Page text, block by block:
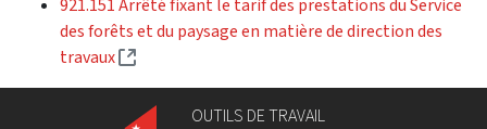
921.151 Arrêté fixant le tarif des prestations du Service
des forêts et du paysage en matière de direction des
travaux
(Lien externe)
OUTILS DE TRAVAIL